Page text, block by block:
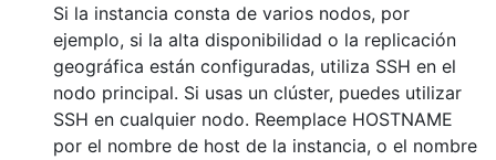
Si la instancia consta de varios nodos, por
ejemplo, si la alta disponibilidad o la replicación
geográfica están configuradas, utiliza SSH en el
nodo principal. Si usas un clúster, puedes utilizar
SSH en cualquier nodo. Reemplace HOSTNAME
por el nombre de host de la instancia, o el nombre